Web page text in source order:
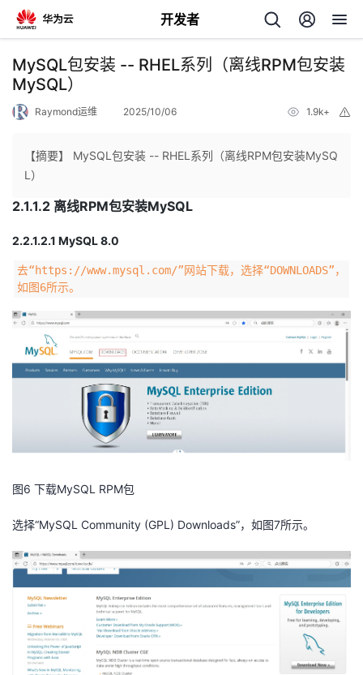
开发者
返
回
人
主
页
我
的
开
发
坛
圈
子
的
直
播
我
的
活
我
的
我
MySQL包安装 -- RHEL系列（离线RPM包安装
MySQL）
Raymond运维 2025/10/06 1.9k+
【摘要】 MySQL包安装 -- RHEL系列（离线RPM包安装MySQ
L）
2.1.1.2 离线RPM包安装MySQL
2.2.1.2.1 MySQL 8.0
去“https://www.mysql.com/”网站下载，选择“DOWNLOADS”，
如图6所示。
图6 下载MySQL RPM包
选择“MySQL Community (GPL) Downloads”，如图7所示。